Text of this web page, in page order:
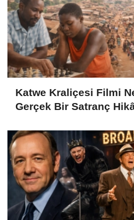
Katwe Kraliçesi Filmi
Gerçek Bir Satranç